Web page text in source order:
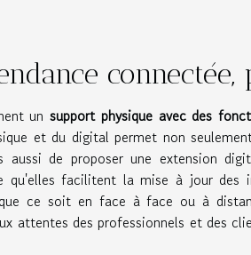
unsupport physique avec des
et du digital permet non
aussi de proposer une extension
qu'elles facilitent la mise à jour des
ce soit en face à face ou à
attentes des professionnels et des